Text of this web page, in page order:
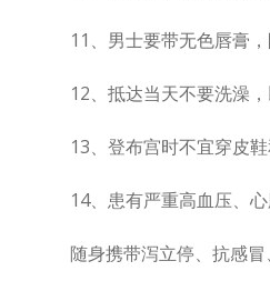
11、男士要带无色唇膏
12、抵达当天不要洗澡
13、登布宫时不宜穿皮
14、患有严重高血压、
随身携带泻立停、抗感冒